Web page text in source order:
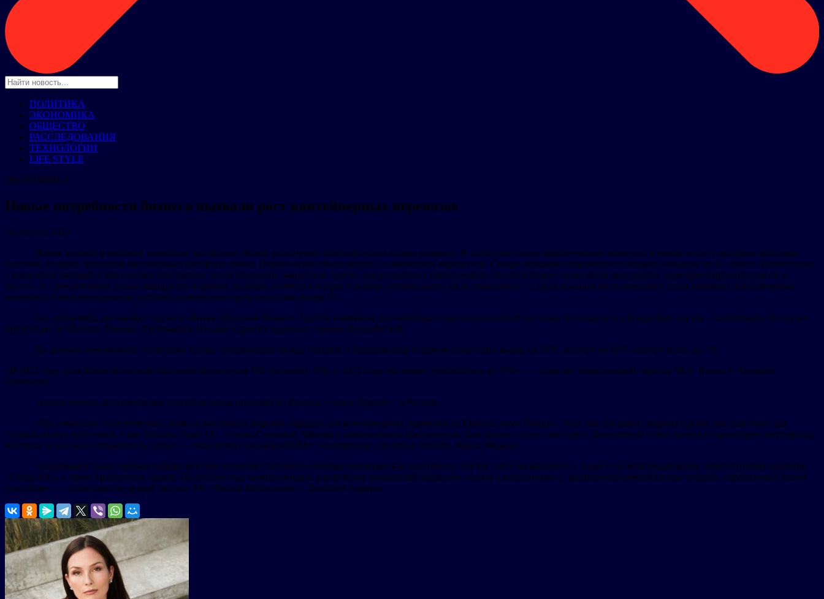
ПОЛИТИКА
ЭКОНОМИКА
ОБЩЕСТВО
РАССЛЕДОВАНИЯ
ТЕХНОЛОГИИ
LIFE STYLE
ЭКОНОМИКА
Новые потребности бизнеса вызвали рост контейнерных перевозок
10 августа 2022
Новые вызовы в мировой экономике заставляют бизнес различных отраслей искать новые решения. В логистике перед перевозчиками возникло в начале этого года сразу несколько
проблем, которые требовали максимально быстрого ответа. Первая из них была связана с изменением маршрутов. Северо-западное направление потеряло большую часть своего грузооборота
с введением санкций и фактически повторным, после пандемии, закрытием границ для российских перевозчиков. Логистические схемы были вынуждены переориентироваться на юг и
восток. А с увеличением длины маршрутов и сроков доставки потянулся вопрос о выборе оптимального вида транспорта – и здесь большая часть компаний стала развивать контейнерные
перевозки и мультимодальную доставку, комбинируя сразу несколько видов ТС.
Так, например, доставляют грузы из Китая «Деловые Линии». Группа компаний для небольших партий использует доставку по воздуху, а для крупных грузов – контейнеры. Отгрузки
происходят из Шанхая, Пекина, Шенчьженя, Циндао и других крупных городов Поднебесной.
По данным таможенной статистики Китая, товарооборот между Россией и Поднебесной в первом полугодии вырос на 29%, экспорт на 46%, импорт всего на 7%.
«В 2021 году доля Китая во внешнеторговом грузопотоке РФ составила 18%, в 2022 году она может увеличиться до 35%», — полагает управляющий партнер M.A. Research Людмила
Симонова.
Аналогичным, контейнерным способом грузы приходят из Европы – через Турцию – в Россию.
«Мы изменили логистические схемы и выстроили морской маршрут для контейнерных перевозок из Европы через Турцию. Этот тип доставки сборных грузов уже действует для
товаров из юго-восточной Азии, Индии, стран ЕС, а также Северной Африки и американских континентов. Для бизнеса услуга выгодна с финансовой точки зрения и гарантирует регулярные
поставки и высокую сохранность груза», — поделился с редакцией РБК+ гендиректор «Деловых Линий» Фарид Мадани.
«Имеющаяся транспортная инфраструктура позволяет увеличить объемы перевозки как внутренних грузов, так и на маршруте в Азию и по международному транспортному коридору
«Север-Юг», а также транзитных грузов. По итогам года можно ожидать увеличения показателей перевозок грузов в контейнерах и расширения номенклатуры товаров, перевозимых таким
способом», — подытожил ведущий эксперт УК «Финам Менеджмент» Дмитрий Баранов.